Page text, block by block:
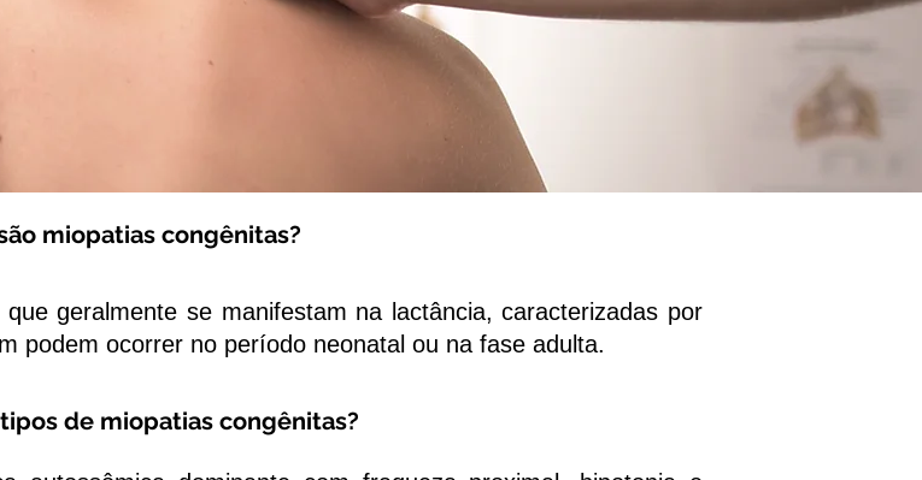
miopatias congênitas?
que geralmente se manifestam na lactância, caracterizadas por
podem ocorrer no período neonatal ou na fase adulta.
de miopatias congênitas?